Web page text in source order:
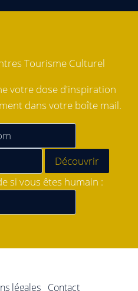
Tourisme Culturel
votre dose d'inspiration
dans votre boîte mail.
si vous êtes humain :
légales Contact